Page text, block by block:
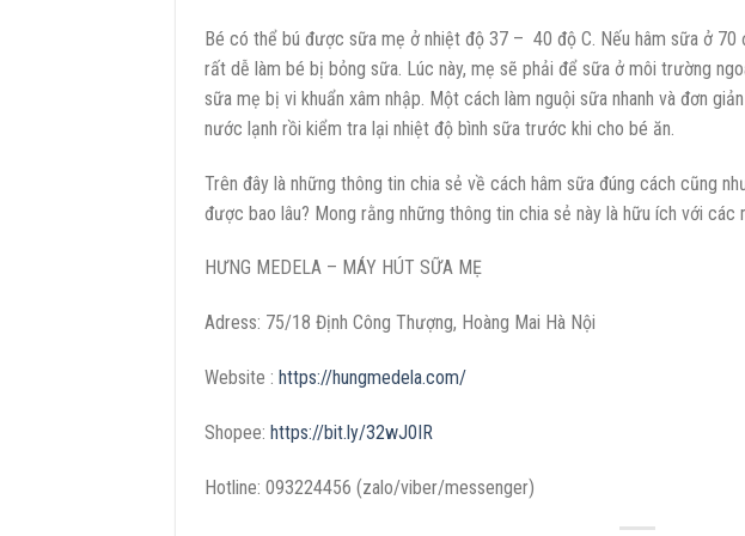
Bé có thể bú được sữa mẹ ở nhiệt độ 37 – 40 độ C. Nếu hâm sữa ở 70
rất dễ làm bé bị bỏng sữa. Lúc này, mẹ sẽ phải để sữa ở môi trường
sữa mẹ bị vi khuẩn xâm nhập. Một cách làm nguội sữa nhanh và đơn
nước lạnh rồi kiểm tra lại nhiệt độ bình sữa trước khi cho bé ăn.
Trên đây là những thông tin chia sẻ về cách hâm sữa đúng cách cũng
được bao lâu? Mong rằng những thông tin chia sẻ này là hữu ích với các
HƯNG MEDELA – MÁY HÚT SỮA MẸ
Adress: 75/18 Định Công Thượng, Hoàng Mai Hà Nội
Website : https://hungmedela.com/
Shopee: https://bit.ly/32wJ0IR
Hotline: 093224456 (zalo/viber/messenger)